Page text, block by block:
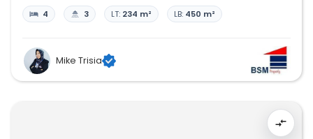
4 3 LT: 234 m² LB: 450 m²
Mike Trisia